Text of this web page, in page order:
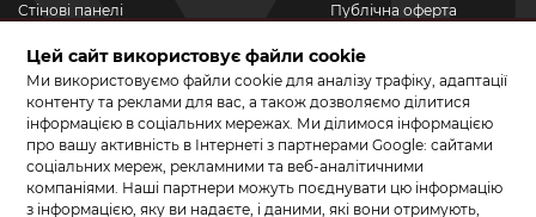
Стінові панелі
Новинки
Акційні товари
Акції/Знижки
Публічна оферта
Політика
конфіденційності
ПРИЄДНУЙТЕСЬ ДО НАС У СОЦМЕРЕЖАХ
Цей сайт використовує файли cookie
Ми використовуємо файли cookie для аналізу трафіку, адаптації
контенту та реклами для вас, а також дозволяємо ділитися
інформацією в соціальних мережах. Ми ділимося інформацією
про вашу активність в Інтернеті з партнерами Google: сайтами
соціальних мереж, рекламними та веб-аналітичними
компаніями. Наші партнери можуть поєднувати цю інформацію
з інформацією, яку ви надаєте, і даними, які вони отримують,